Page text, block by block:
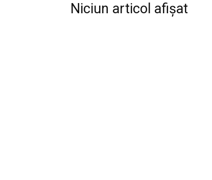
Niciun articol afișat